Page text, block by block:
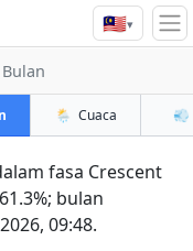
🇲🇾▾
🌦️ Cuaca 💨
fasa Crescent
bulan
09:48.